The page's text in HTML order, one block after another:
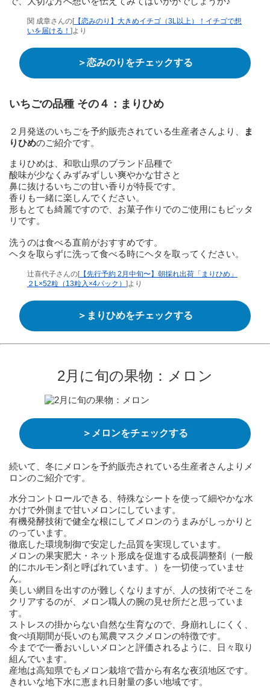
関 成章さんの[【恋みのり】大きめイチゴ（3L以上）！イチゴで想
いを届ける！ ]より
＞恋みのりをチェックする
いちごの品種 その４：まりひめ
２月発送のいちごを予約販売されている生産者さんより、
ま
りひめのご紹介です。
まりひめは、和歌山県のブランド品種で
酸味が少なくみずみずしい爽やかな甘さと
鼻に抜けるいちごの甘い香りが特長です。
香りも一緒に楽しんでください。
形もとても綺麗ですので、お菓子作りでのご使用にもピッタ
リです。
洗うのは食べる直前がおすすめです。
ヘタを取らずに洗って食べる時にヘタを取ってください。
辻喜代子さんの[【先行予約 2月中旬〜】朝採れ出荷「まりひめ」
２L×52粒（13粒入×4パック） ]より
＞まりひめをチェックする
2月に旬の果物：メロン
＞メロンをチェックする
続いて、冬にメロンを予約販売されている生産者さんよりメ
ロンのご紹介です。
水分コントロールできる、特殊なシートを使って細やかな水
かけで外側まで甘いメロンにしています。
有機発酵技術で健全な根にしてメロンのうまみがしっかりと
のっています。
徹底した環境制御で安定した品質を実現しています。
メロンの果実肥大・ネット形成を促進する成長調整剤（一般
的にホルモン剤と呼ばれています。）を一切使っていませ
ん。
美しい網目を出すのが難しくなりますが、人の技術でそこを
クリアするのが、メロン職人の腕の見せ所だと思っていま
す。
ストレスの掛からない自然な生育なので、身崩れしにくく、
食べ頃期間が長いのも篤農マスクメロンの特徴です。
今までで一番おいしいメロンと評価されるように、日々取り
組んでいます。
産地は高知県でもメロン栽培で昔から有名な夜須地区です。
きれいな地下水に恵まれ日射量の多い地域です。